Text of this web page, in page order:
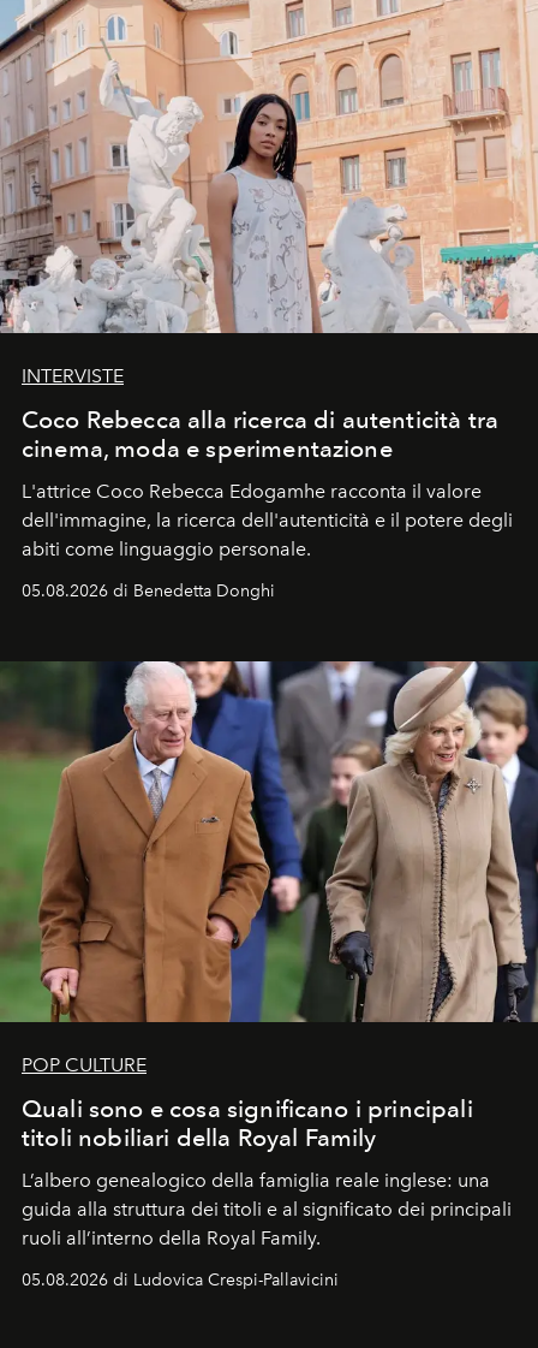
INTERVISTE
Coco Rebecca alla ricerca di autenticità tra
cinema, moda e sperimentazione
L'attrice Coco Rebecca Edogamhe racconta il valore
dell'immagine, la ricerca dell'autenticità e il potere degli
abiti come linguaggio personale.
05.08.2026 di Benedetta Donghi
POP CULTURE
Quali sono e cosa significano i principali
titoli nobiliari della Royal Family
L’albero genealogico della famiglia reale inglese: una
guida alla struttura dei titoli e al significato dei principali
ruoli all’interno della Royal Family.
05.08.2026 di Ludovica Crespi-Pallavicini